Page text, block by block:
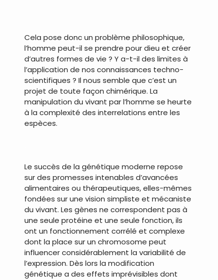
Cela pose donc un problème philosophique,
l’homme peut-il se prendre pour dieu et créer
d’autres formes de vie ? Y a-t-il des limites à
l’application de nos connaissances techno-
scientifiques ? Il nous semble que c’est un
projet de toute façon chimérique. La
manipulation du vivant par l’homme se heurte
à la complexité des interrelations entre les
espèces.
Le succès de la génétique moderne repose
sur des promesses intenables d’avancées
alimentaires ou thérapeutiques, elles-mêmes
fondées sur une vision simpliste et mécaniste
du vivant. Les gènes ne correspondent pas à
une seule protéine et une seule fonction, ils
ont un fonctionnement corrélé et complexe
dont la place sur un chromosome peut
influencer considérablement la variabilité de
l’expression. Dès lors la modification
génétique a des effets imprévisibles dont